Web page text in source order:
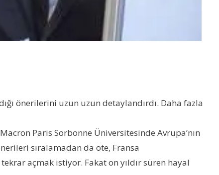
önerilerini uzun uzun detaylandırdı. Daha fazla
Paris Sorbonne Üniversitesinde Avrupa’nın
sıralamadan da öte, Fransa
açmak istiyor. Fakat on yıldır süren hayal